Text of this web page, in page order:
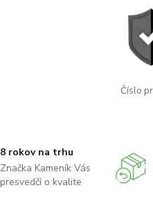
Číslo
8 rokov na trhu
Značka Kameník Vás
presvedčí o kvalite